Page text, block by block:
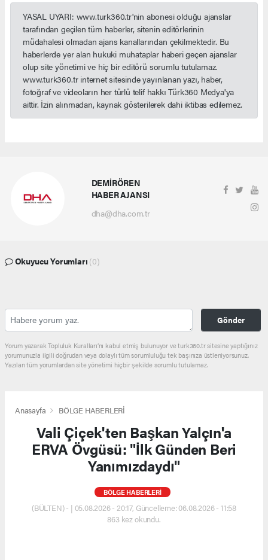
YASAL UYARI: www.turk360.tr'nin abonesi olduğu ajanslar
tarafından geçilen tüm haberler, sitenin editörlerinin
müdahalesi olmadan ajans kanallarından çekilmektedir. Bu
haberlerde yer alan hukuki muhataplar haberi geçen ajanslar
olup site yönetimi ve hiç bir editörü sorumlu tutulamaz.
www.turk360.tr internet sitesinde yayınlanan yazı, haber,
fotoğraf ve videoların her türlü telif hakkı Türk360 Medya'ya
aittir. İzin alınmadan, kaynak gösterilerek dahi iktibas edilemez.
DEMİRÖREN
HABER AJANSI
dha@dha.com.tr
Okuyucu Yorumları (0)
Gönder
Yorum yazarak Topluluk Kuralları’nı kabul etmiş bulunuyor ve turk360.tr sitesine yaptığınız
yorumunuzla ilgili doğrudan veya dolaylı tüm sorumluluğu tek başınıza üstleniyorsunuz.
Yazılan tüm yorumlardan site yönetimi hiçbir şekilde sorumlu tutulamaz.
Anasayfa BÖLGE HABERLERİ
Vali Çiçek'ten Başkan Yalçın'a
ERVA Övgüsü: "İlk Günden Beri
Yanımızdaydı"
BÖLGE HABERLERİ
(BÜLTEN) - | 05.08.2026 - 20:17, Güncelleme: 06.08.2026 - 11:58
863 kez okundu.